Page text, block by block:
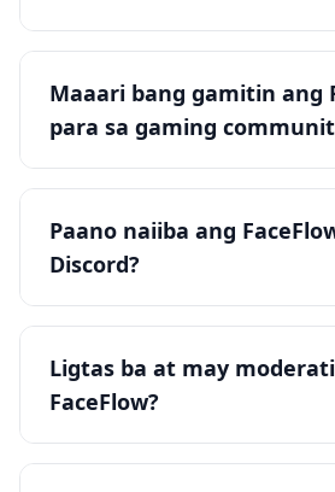
Maaari bang gamitin ang
para sa gaming
Paano naiiba ang
Discord?
Ligtas ba at may
FaceFlow?